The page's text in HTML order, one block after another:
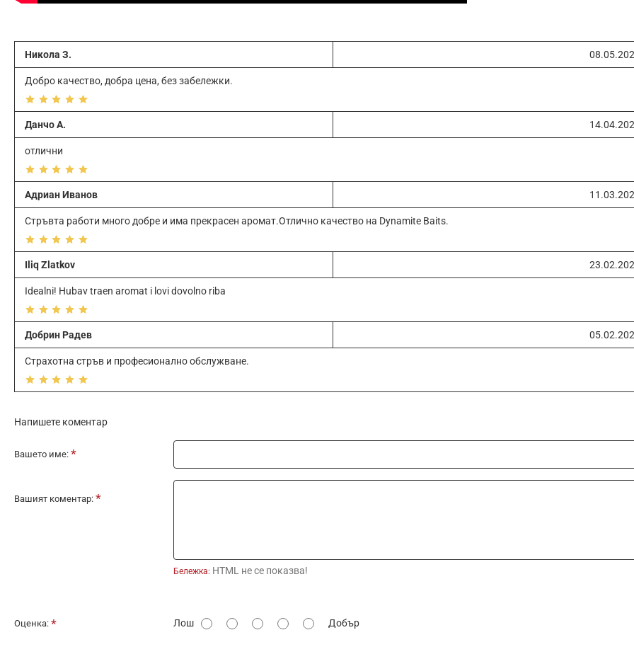
Никола З.
Добро качество, добра цена, без забележки.
Данчо А.
отлични
Адриан Иванов
Стръвта работи много добре и има прекрасен аромат.Отлично качество на Dynamite Baits.
Iliq Zlatkov
Idealni! Hubav traen aromat i lovi dovolno riba
Добрин Радев
Страхотна стръв и професионално обслужване.
Напишете коментар
Вашето име:
Вашият коментар:
Бележка: HTML не се показва!
О
Оценка: Лош Добър